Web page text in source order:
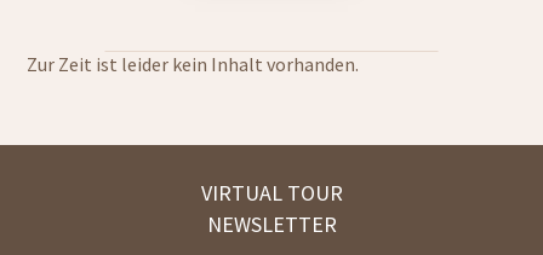
Zur Zeit ist leider kein Inhalt vorhanden.
VIRTUAL TOUR
NEWSLETTER